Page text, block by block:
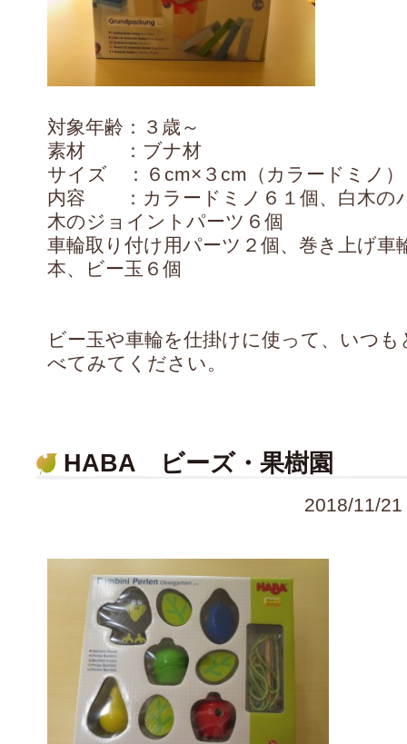
対象年齢：３歳～
素材 ：ブナ材
サイズ ：６cm×３cm（カラードミノ）
内容 ：カラードミノ６１個、白木の
木のジョイントパーツ６個
車輪取り付け用パーツ２個、巻き上げ車
本、ビー玉６個
ビー玉や車輪を仕掛けに使って、いつ
べてみてください。
HABA ビーズ・果樹園
2018/11/